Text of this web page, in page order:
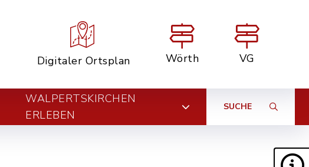
Digitaler Ortsplan Wörth VG
WALPERTSKIRCHEN
ERLEBEN
SUCHE